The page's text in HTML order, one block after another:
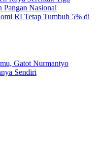
Pangan Nasional
RI Tetap Tumbuh 5% di
Gatot Nurmantyo
Sendiri